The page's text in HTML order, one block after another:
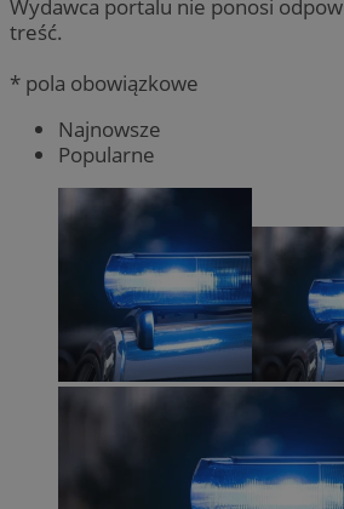
Wydawca portalu nie ponosi
treść.
* pola obowiązkowe
Najnowsze
Popularne